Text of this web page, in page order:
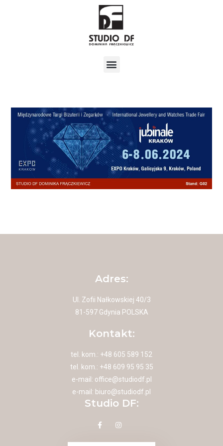
Adres:
Ul. Zofii Nałkowskiej 40/3
81-597 Gdynia POLSKA
Kontakt:
tel. kom.: +48 605 589 152
tel. kom.: +48 609 95 95 35
e-mail: office@studiodf.pl
e-mail: biuro@studiodf.pl
Studio DF: